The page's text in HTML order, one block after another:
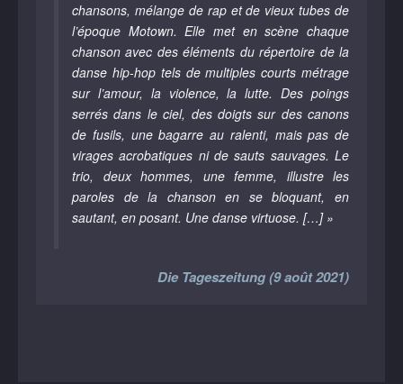
chansons, mélange de rap et de vieux tubes de
l’époque Motown. Elle met en scène chaque
chanson avec des éléments du répertoire de la
danse hip-hop tels de multiples courts métrage
sur l’amour, la violence, la lutte. Des poings
serrés dans le ciel, des doigts sur des canons
de fusils, une bagarre au ralenti, mais pas de
virages acrobatiques ni de sauts sauvages. Le
trio, deux hommes, une femme, illustre les
paroles de la chanson en se bloquant, en
sautant, en posant. Une danse virtuose. […] »
Die Tageszeitung (9 août 2021)